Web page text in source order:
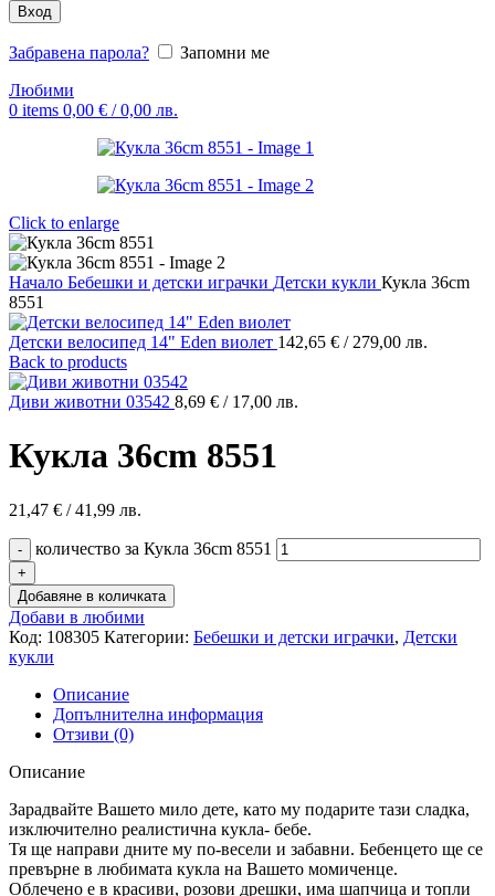
Вход
Забравена парола?
Запомни ме
Любими
0 items 0,00 € / 0,00 лв.
Click to enlarge
Начало Бебешки и детски играчки Детски кукли Кукла 36cm
8551
Детски велосипед 14" Eden виолет 142,65 € / 279,00 лв.
Back to products
Диви животни 03542 8,69 € / 17,00 лв.
Кукла 36cm 8551
21,47 € / 41,99 лв.
количество за Кукла 36cm 8551
Добавяне в количката
Добави в любими
Код: 108305 Категории: Бебешки и детски играчки, Детски
кукли
Описание
Допълнителна информация
Отзиви (0)
Описание
Зарадвайте Вашето мило дете, като му подарите тази сладка,
изключително реалистична кукла- бебе.
Тя ще направи дните му по-весели и забавни. Бебенцето ще се
превърне в любимата кукла на Вашето момиченце.
Облечено е в красиви, розови дрешки, има шапчица и топли